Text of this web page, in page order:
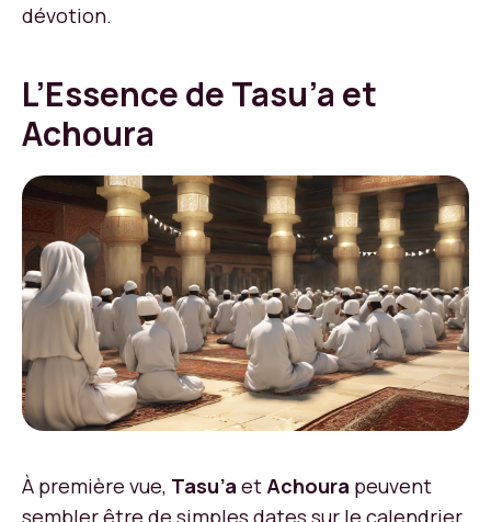
dévotion.
L’Essence de Tasu’a et
Achoura
À première vue, Tasu’a etAchoura peuvent